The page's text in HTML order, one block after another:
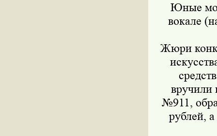
Юные
вокале
Жюри
вручили
№911,
рублей,